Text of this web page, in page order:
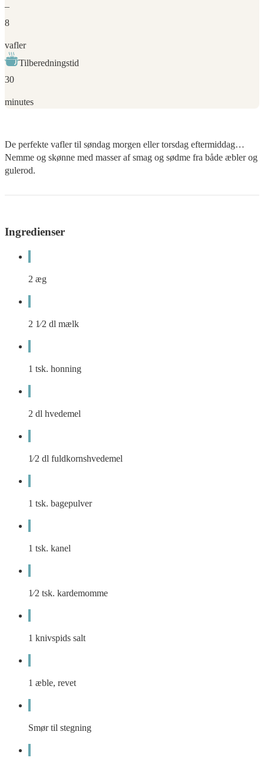
–
8
vafler
Tilberedningstid
30
minutes
De perfekte vafler til søndag morgen eller torsdag eftermiddag…
Nemme og skønne med masser af smag og sødme fra både æbler og
gulerod.
Ingredienser
2 æg
2 1⁄2 dl mælk
1 tsk. honning
2 dl hvedemel
1⁄2 dl fuldkornshvedemel
1 tsk. bagepulver
1 tsk. kanel
1⁄2 tsk. kardemomme
1 knivspids salt
1 æble, revet
Smør til stegning